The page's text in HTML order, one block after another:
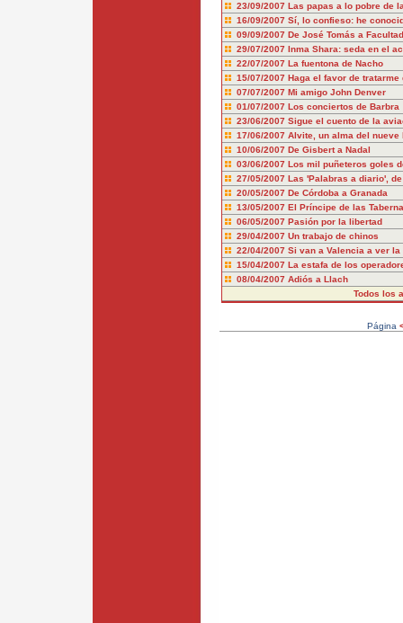
23/09/2007 Las papas a lo pobre de
16/09/2007 Sí, lo confieso: he
09/09/2007 De José Tomás a
29/07/2007 Inma Shara: seda en el
22/07/2007 La fuentona de Nacho
15/07/2007 Haga el favor de tratarme
07/07/2007 Mi amigo John Denver
01/07/2007 Los conciertos de Barbra
23/06/2007 Sigue el cuento de la
17/06/2007 Alvite, un alma del nueve
10/06/2007 De Gisbert a Nadal
03/06/2007 Los mil puñeteros goles
27/05/2007 Las 'Palabras a diario',
20/05/2007 De Córdoba a Granada
13/05/2007 El Príncipe de las
06/05/2007 Pasión por la libertad
29/04/2007 Un trabajo de chinos
22/04/2007 Si van a Valencia a ver la
15/04/2007 La estafa de los
08/04/2007 Adiós a Llach
Todos los
Página